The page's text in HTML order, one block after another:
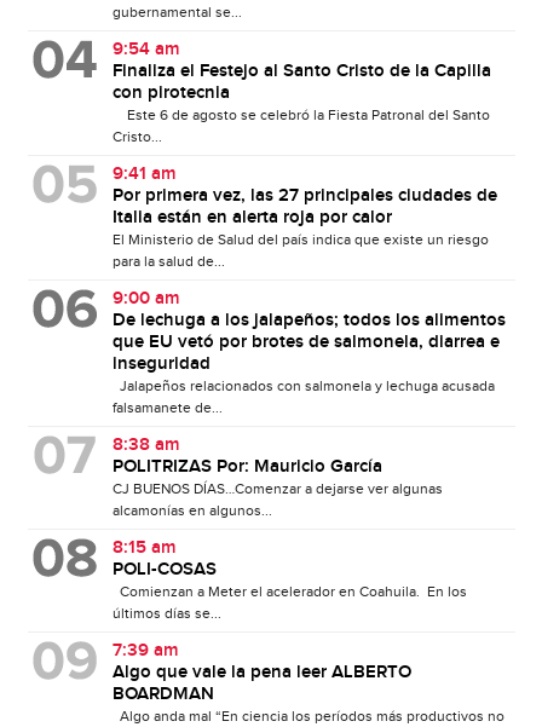
gubernamental se...
9:54 am
Finaliza el Festejo al Santo Cristo de la Capilla
con pirotecnia
Este 6 de agosto se celebró la Fiesta Patronal del Santo
Cristo...
9:41 am
Por primera vez, las 27 principales ciudades de
Italia están en alerta roja por calor
El Ministerio de Salud del país indica que existe un riesgo
para la salud de...
9:00 am
De lechuga a los jalapeños; todos los alimentos
que EU vetó por brotes de salmonela, diarrea e
inseguridad
Jalapeños relacionados con salmonela y lechuga acusada
falsamanete de...
8:38 am
POLITRIZAS Por: Mauricio García
CJ BUENOS DÍAS…Comenzar a dejarse ver algunas
alcamonías en algunos...
8:15 am
POLI-COSAS
Comienzan a Meter el acelerador en Coahuila. En los
últimos días se...
7:39 am
Algo que vale la pena leer ALBERTO
BOARDMAN
Algo anda mal “En ciencia los períodos más productivos no